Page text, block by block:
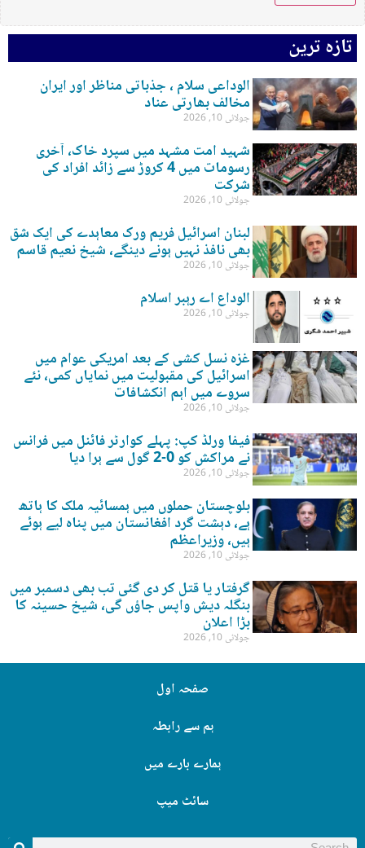
تازہ ترین
الوداعی سلام ، جذباتی مناظر اور ایران
مخالف بھارتی عناد
جولائی 10, 2026
شہید امت مشہد میں سپرد خاک، آخری
رسومات میں 4 کروڑ سے زائد افراد کی
شرکت
جولائی 10, 2026
لبنان اسرائیل فریم ورک معاہدے کی ایک شق
بھی نافذ نہیں ہونے دینگے، شیخ نعیم قاسم
جولائی 10, 2026
الوداع اے رہبر اسلام
جولائی 10, 2026
غزہ نسل کشی کے بعد امریکی عوام میں
اسرائیل کی مقبولیت میں نمایاں کمی، نئے
سروے میں اہم انکشافات
جولائی 10, 2026
فیفا ورلڈ کپ: پہلے کوارٹر فائنل میں فرانس
نے مراکش کو 0-2 گول سے ہرا دیا
جولائی 10, 2026
بلوچستان حملوں میں ہمسائیہ ملک کا ہاتھ
ہے، دہشت گرد افغانستان میں پناہ لیے ہوئے
ہیں، وزیراعظم
جولائی 10, 2026
گرفتار یا قتل کر دی گئی تب بھی دسمبر میں
بنگلہ دیش واپس جاؤں گی، شیخ حسینہ کا
بڑا اعلان
جولائی 10, 2026
صفحہ اول
ہم سے رابطہ
ہمارے بارے میں
سائٹ میپ